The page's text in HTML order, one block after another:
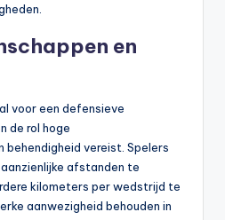
en
voor een defensieve
de rol hoge
behendigheid vereist. Spelers
afstanden te
kilometers per wedstrijd te
aanwezigheid behouden in